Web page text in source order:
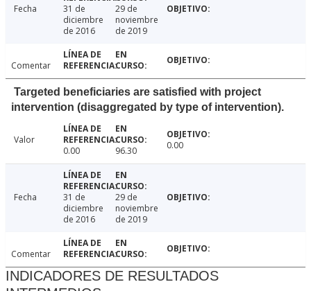
Fecha
31 de
diciembre
de 2016
29 de
noviembre
de 2019
Comentar
Targeted beneficiaries are satisfied with project
intervention (disaggregated by type of intervention).
Valor
0.00
96.30 0.00
Fecha
31 de
diciembre
de 2016
29 de
noviembre
de 2019
Comentar
INDICADORES DE RESULTADOS